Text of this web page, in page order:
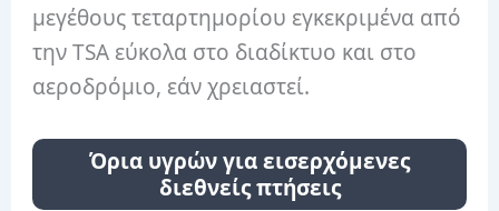
μεγέθους τεταρτημορίου εγκεκριμένα από
την TSA εύκολα στο διαδίκτυο και στο
αεροδρόμιο, εάν χρειαστεί.
Όρια υγρών για εισερχόμενες
διεθνείς πτήσεις